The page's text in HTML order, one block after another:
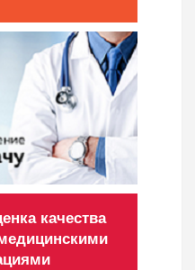
качества